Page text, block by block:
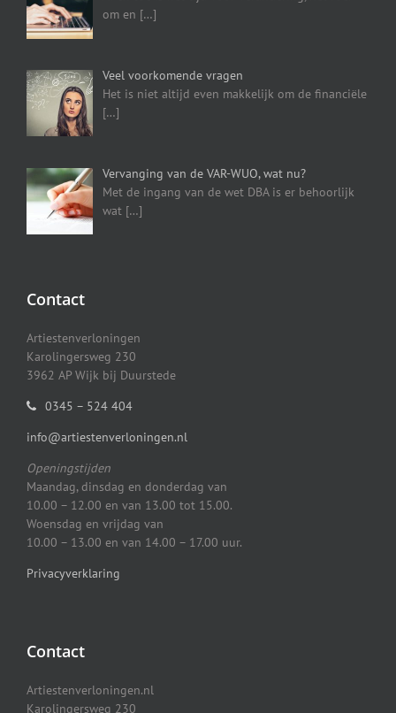
om en […]
Veel voorkomende vragen
Het is niet altijd even makkelijk om de financiële
[…]
Vervanging van de VAR-WUO, wat nu?
Met de ingang van de wet DBA is er behoorlijk
wat […]
Contact
Artiestenverloningen
Karolingersweg 230
3962 AP Wijk bij Duurstede
0345 – 524 404
info@artiestenverloningen.nl
Openingstijden
Maandag, dinsdag en donderdag van
10.00 – 12.00 en van 13.00 tot 15.00.
Woensdag en vrijdag van
10.00 – 13.00 en van 14.00 – 17.00 uur.
Privacyverklaring
Contact
Artiestenverloningen.nl
Karolingersweg 230